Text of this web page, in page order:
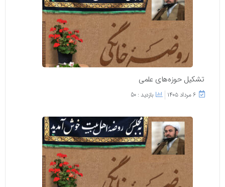
تشکیل حوزه‌های علمی
۶ مرداد ۱۴۰۵ بازدید : 50